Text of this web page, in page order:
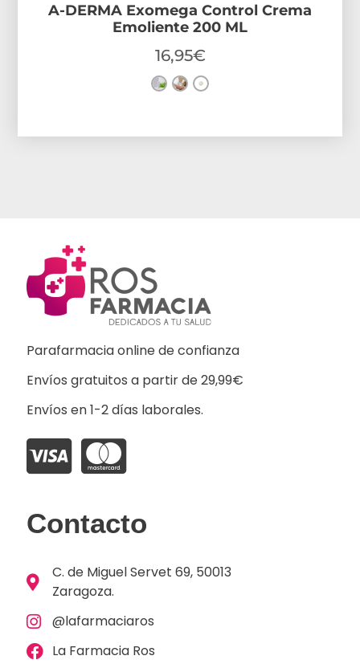
A-DERMA Exomega Control Crema
Emoliente 200 ML
16,95€
Parafarmacia online de confianza
Envíos gratuitos a partir de 29,99€
Envíos en 1-2 días laborales.
Contacto
C. de Miguel Servet 69, 50013
Zaragoza.
@lafarmaciaros
La Farmacia Ros